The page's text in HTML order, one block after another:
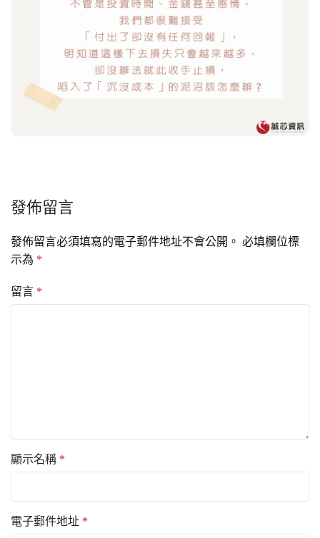
發佈留言
發佈留言必須填寫的電子郵件地址不會公開。 必填欄位標
示為 *
留言 *
顯示名稱 *
電子郵件地址 *